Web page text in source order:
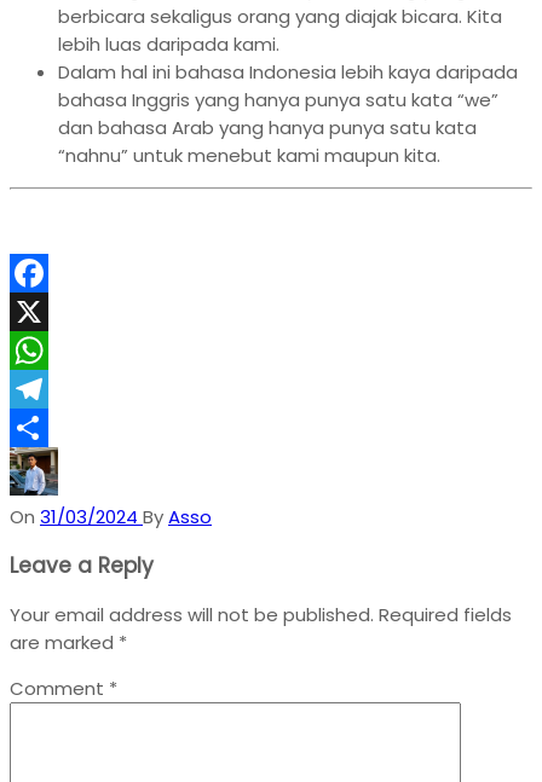
berbicara sekaligus orang yang diajak bicara. Kita
lebih luas daripada kami.
Dalam hal ini bahasa Indonesia lebih kaya daripada
bahasa Inggris yang hanya punya satu kata “we”
dan bahasa Arab yang hanya punya satu kata
“nahnu” untuk menebut kami maupun kita.
Facebook
X
WhatsApp
Telegram
Share
On 31/03/2024 ByAsso
Leave a Reply
Your email address will not be published. Required fields
are marked *
Comment *